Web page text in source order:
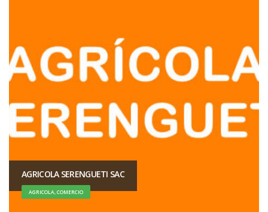
AGRICOLA SERENGUETI SAC
AGRICOLA, COMERCIO